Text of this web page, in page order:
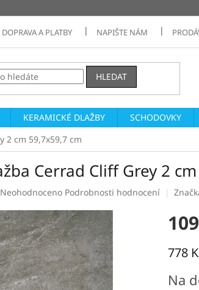
DOPRAVA A PLATBY NAPIŠTE NÁM
HLEDAT
KERAMICKÉ DLAŽBY SCHODOVKY
2 cm 59,7x59,7 cm
Cerrad Cliff Grey 2
Průměrné
produktu
je
0,0
z
5
hvězdiček.
Neohodnoceno Podrobnosti hodnocení
778
cena:
Na